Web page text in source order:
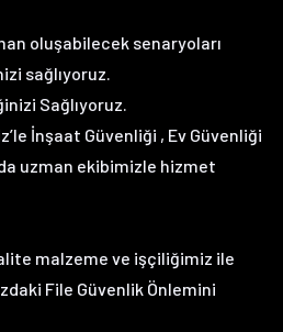
oluşabilecek senaryoları
sağlıyoruz.
Sağlıyoruz.
İnşaat Güvenliği , Ev Güvenliği
uzman ekibimizle hizmet
malzeme ve işçiliğimiz ile
File Güvenlik Önlemini